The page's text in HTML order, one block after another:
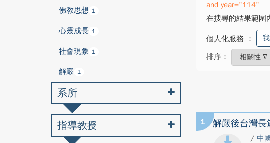
and year="114"
在搜尋的結果範圍
個人化服務 ：
排序：
1 解嚴後台灣長
/ 中
佛教思想 1
心靈成長 1
社會現象 1
解嚴 1
系所
指導教授